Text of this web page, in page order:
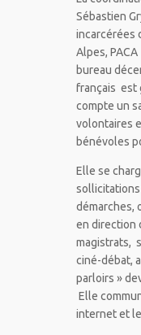
Sébastien
incarcérées
Alpes,
bureau
français est
compte un
volontaires
bénévoles
Elle se
démarches,
en direction
magistrats,
ciné-débat,
parloirs »
Elle
internet et